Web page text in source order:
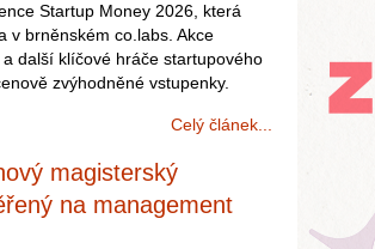
Startup Money 2026, která
v brněnském co.labs. Akce
další klíčové hráče startupového
zvýhodněné vstupenky.
Celý článek...
magisterský
na management